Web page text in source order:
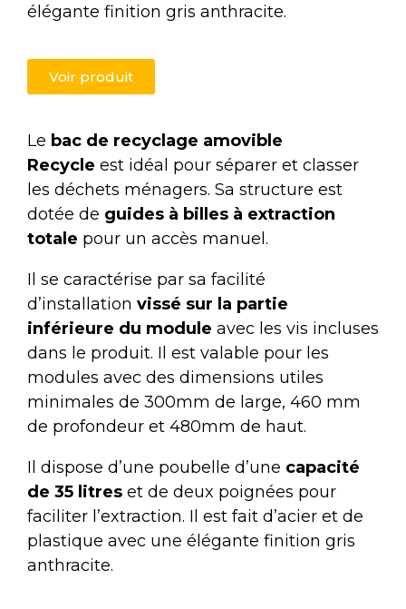
élégante finition gris anthracite.
Voir produit
Le bac de recyclage amovible
Recycle est idéal pour séparer et classer
les déchets ménagers. Sa structure est
dotée de guides à billes à extraction
totale pour un accès manuel.
Il se caractérise par sa facilité
d’installation vissé sur la partie
inférieure du module avec les vis incluses
dans le produit. Il est valable pour les
modules avec des dimensions utiles
minimales de 300mm de large, 460 mm
de profondeur et 480mm de haut.
Il dispose d’une poubelle d’une capacité
de 35 litres et de deux poignées pour
faciliter l’extraction. Il est fait d’acier et de
plastique avec une élégante finition gris
anthracite.